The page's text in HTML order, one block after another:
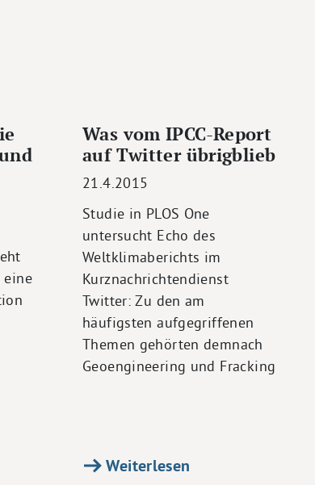
eine
Was vom IPCC-Report
auf Twitter übrigblieb
21.4.2015
Studie in PLOS One
untersucht Echo des
Weltklimaberichts im
Kurznachrichtendienst
Twitter: Zu den am
häufigsten aufgegriffenen
Themen gehörten demnach
Geoengineering und Fracking
Weiterlesen